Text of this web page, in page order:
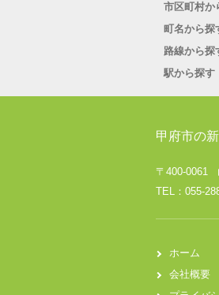
市区町村か
町名から探
路線から探
駅から探す
甲府市の
〒400-0061
TEL：055-
ホーム
会社概要